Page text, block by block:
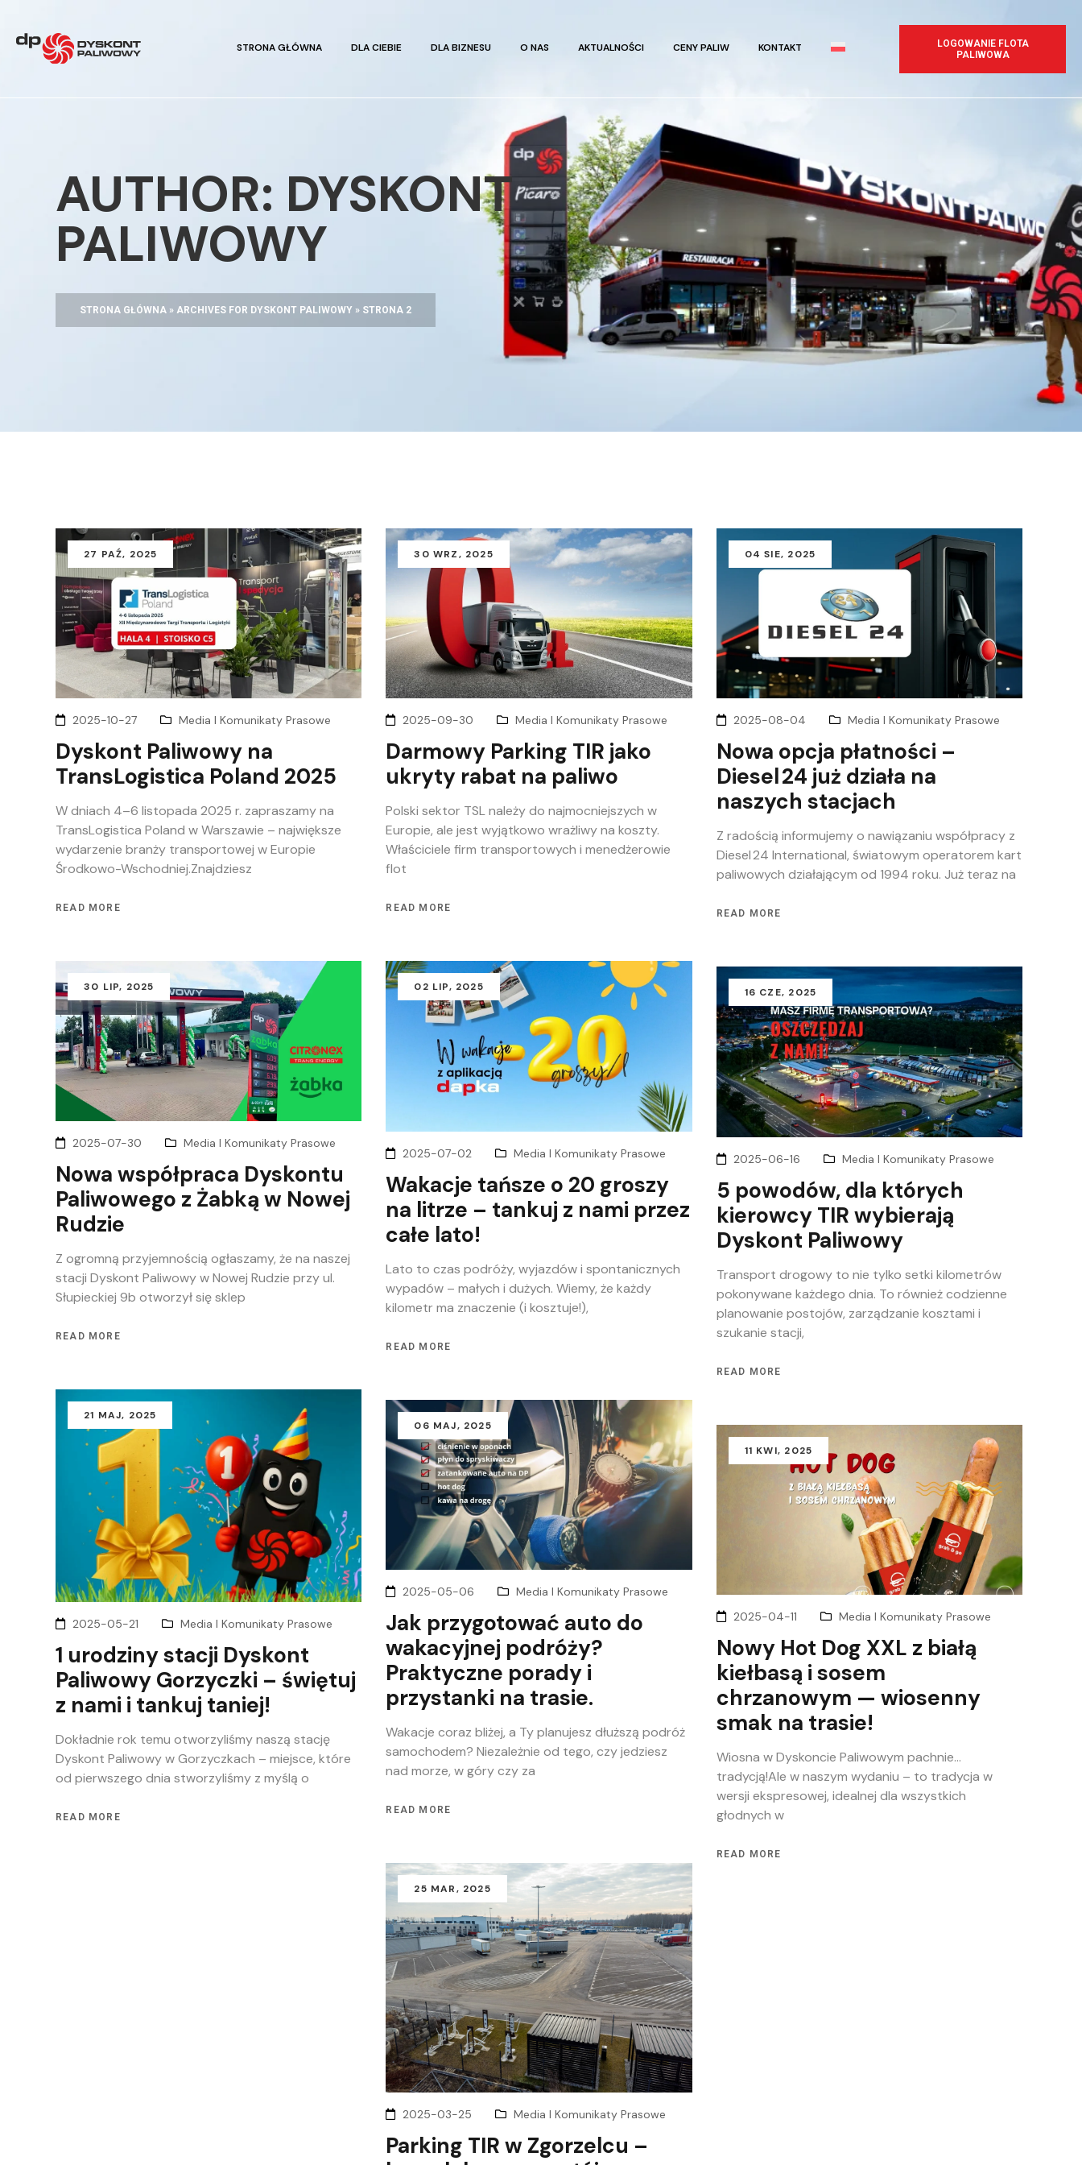
STRONA GŁÓWNA DLA CIEBIE DLA BIZNESU O NAS AKTUALNOŚCI CENY PALIW KONTAKT
LOGOWANIE FLOTA
PALIWOWA
AUTHOR: DYSKONT
PALIWOWY
STRONA GŁÓWNA » ARCHIVES FOR DYSKONT PALIWOWY » STRONA 2
27 PAŹ, 2025
2025-10-27 Media I Komunikaty Prasowe
Dyskont Paliwowy na
TransLogistica Poland 2025
W dniach 4–6 listopada 2025 r. zapraszamy na
TransLogistica Poland w Warszawie – największe
wydarzenie branży transportowej w Europie
Środkowo-Wschodniej.Znajdziesz
READ MORE
30 WRZ, 2025
2025-09-30 Media I Komunikaty Prasowe
Darmowy Parking TIR jako
ukryty rabat na paliwo
Polski sektor TSL należy do najmocniejszych w
Europie, ale jest wyjątkowo wrażliwy na koszty.
Właściciele firm transportowych i menedżerowie
flot
READ MORE
04 SIE, 2025
2025-08-04 Media I Komunikaty Prasowe
Nowa opcja płatności –
Diesel 24 już działa na
naszych stacjach
Z radością informujemy o nawiązaniu współpracy z
Diesel 24 International, światowym operatorem kart
paliwowych działającym od 1994 roku. Już teraz na
READ MORE
30 LIP, 2025
2025-07-30 Media I Komunikaty Prasowe
Nowa współpraca Dyskontu
Paliwowego z Żabką w Nowej
Rudzie
Z ogromną przyjemnością ogłaszamy, że na naszej
stacji Dyskont Paliwowy w Nowej Rudzie przy ul.
Słupieckiej 9b otworzył się sklep
READ MORE
02 LIP, 2025
2025-07-02 Media I Komunikaty Prasowe
Wakacje tańsze o 20 groszy
na litrze – tankuj z nami przez
całe lato!
Lato to czas podróży, wyjazdów i spontanicznych
wypadów – małych i dużych. Wiemy, że każdy
kilometr ma znaczenie (i kosztuje!),
READ MORE
16 CZE, 2025
2025-06-16 Media I Komunikaty Prasowe
5 powodów, dla których
kierowcy TIR wybierają
Dyskont Paliwowy
Transport drogowy to nie tylko setki kilometrów
pokonywane każdego dnia. To również codzienne
planowanie postojów, zarządzanie kosztami i
szukanie stacji,
READ MORE
21 MAJ, 2025
2025-05-21 Media I Komunikaty Prasowe
1 urodziny stacji Dyskont
Paliwowy Gorzyczki – świętuj
z nami i tankuj taniej!
Dokładnie rok temu otworzyliśmy naszą stację
Dyskont Paliwowy w Gorzyczkach – miejsce, które
od pierwszego dnia stworzyliśmy z myślą o
READ MORE
06 MAJ, 2025
2025-05-06 Media I Komunikaty Prasowe
Jak przygotować auto do
wakacyjnej podróży?
Praktyczne porady i
przystanki na trasie.
Wakacje coraz bliżej, a Ty planujesz dłuższą podróż
samochodem? Niezależnie od tego, czy jedziesz
nad morze, w góry czy za
READ MORE
11 KWI, 2025
2025-04-11 Media I Komunikaty Prasowe
Nowy Hot Dog XXL z białą
kiełbasą i sosem
chrzanowym — wiosenny
smak na trasie!
Wiosna w Dyskoncie Paliwowym pachnie…
tradycją!Ale w naszym wydaniu – to tradycja w
wersji ekspresowej, idealnej dla wszystkich
głodnych w
READ MORE
25 MAR, 2025
2025-03-25 Media I Komunikaty Prasowe
Parking TIR w Zgorzelcu –